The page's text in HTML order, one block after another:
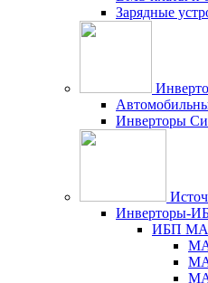
Зарядные
Инверторы
Инверторы-
ИБП